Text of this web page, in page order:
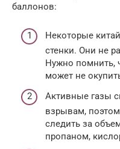
баллонов:
Некоторые
стенки. Они не
Нужно помнить,
может не
Активные газы
взрывам,
следить за
пропаном,